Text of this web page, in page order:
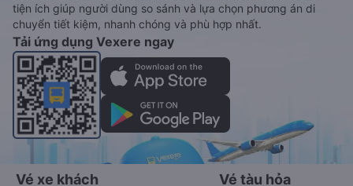
tiện ích giúp người dùng so sánh và lựa chọn phương án di
chuyển tiết kiệm, nhanh chóng và phù hợp nhất.
Tải ứng dụng Vexere ngay
Vé xe khách Vé tàu hỏa